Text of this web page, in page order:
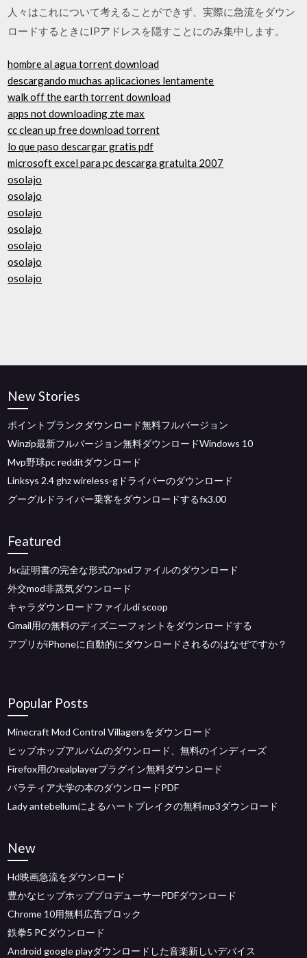
人々はこれについて考えることができず、実際に急流をダウン
ロードするときにIPアドレスを隠すことにのみ集中します。
hombre al agua torrent download
descargando muchas aplicaciones lentamente
walk off the earth torrent download
apps not downloading zte max
cc clean up free download torrent
lo que paso descargar gratis pdf
microsoft excel para pc descarga gratuita 2007
osolajo
osolajo
osolajo
osolajo
osolajo
osolajo
osolajo
New Stories
ポイントブランクダウンロード無料フルバージョン
Winzip最新フルバージョン無料ダウンロードWindows 10
Mvp野球pc redditダウンロード
Linksys 2.4 ghz wireless-gドライバーのダウンロード
グーグルドライバー乗客をダウンロードするfx3.00
Featured
Jsc証明書の完全な形式のpsdファイルのダウンロード
外交mod非蒸気ダウンロード
キャラダウンロードファイルdi scoop
Gmail用の無料のディズニーフォントをダウンロードする
アプリがiPhoneに自動的にダウンロードされるのはなぜですか？
Popular Posts
Minecraft Mod Control Villagersをダウンロード
ヒップホップアルバムのダウンロード、無料のインディーズ
Firefox用のrealplayerプラグイン無料ダウンロード
バラティア大学の本のダウンロードPDF
Lady antebellumによるハートブレイクの無料mp3ダウンロード
New
Hd映画急流をダウンロード
豊かなヒップホッププロデューサーPDFダウンロード
Chrome 10用無料広告ブロック
鉄拳5 PCダウンロード
Android google playダウンロードした音楽新しいデバイス